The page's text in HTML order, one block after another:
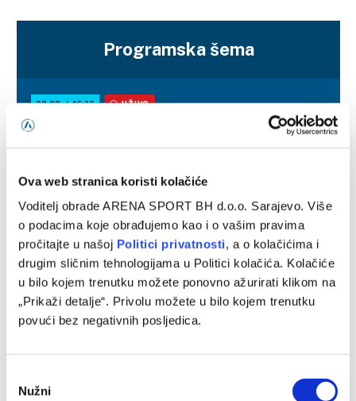
Ova web stranica koristi kolačiće
Voditelj obrade ARENA SPORT BH d.o.o. Sarajevo. Više
o podacima koje obrađujemo kao i o vašim pravima
pročitajte u našoj Politici privatnosti, a o kolačićima i
drugim sličnim tehnologijama u Politici kolačića. Kolačiće
u bilo kojem trenutku možete ponovno ažurirati klikom na
„Prikaži detalje“. Privolu možete u bilo kojem trenutku
povući bez negativnih posljedica.
Selection
Nužni
Programska šema